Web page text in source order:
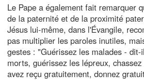
Le Pape a également fait remarquer
de la paternité et de la proximité
Jésus lui-même, dans l'Évangile,
pas multiplier les paroles inutiles,
gestes : "Guérissez les malades -
morts, guérissez les lépreux,
avez reçu gratuitement, donnez